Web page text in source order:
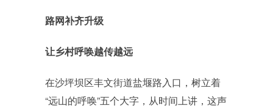
路网补齐升级
让乡村呼唤越传越远
在沙坪坝区丰文街道盐堰路入口，树立着
“远山的呼唤”五个大字，从时间上讲，这声